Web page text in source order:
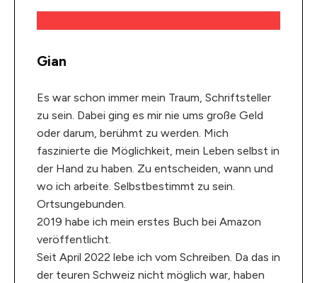
Gian
Es war schon immer mein Traum, Schriftsteller
zu sein. Dabei ging es mir nie ums große Geld
oder darum, berühmt zu werden. Mich
faszinierte die Möglichkeit, mein Leben selbst in
der Hand zu haben. Zu entscheiden, wann und
wo ich arbeite. Selbstbestimmt zu sein.
Ortsungebunden.
2019 habe ich mein erstes Buch bei Amazon
veröffentlicht.
Seit April 2022 lebe ich vom Schreiben. Da das in
der teuren Schweiz nicht möglich war, haben